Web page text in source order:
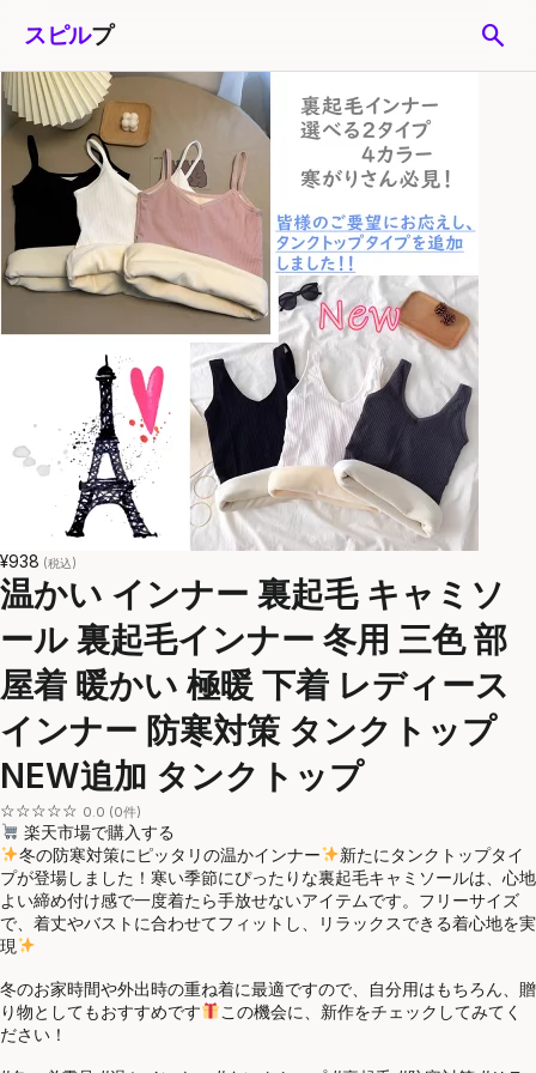
スピルプ search
¥938 (税込)
温かい インナー 裏起毛 キャミソ
ール 裏起毛インナー 冬用 三色 部
屋着 暖かい 極暖 下着 レディース
インナー 防寒対策 タンクトップ
NEW追加 タンクトップ
☆☆☆☆☆ 0.0 (0件)
楽天市場で購入する
冬の防寒対策にピッタリの温かインナー
新たにタンクトップタイ
プが登場しました！寒い季節にぴったりな裏起毛キャミソールは、心地
よい締め付け感で一度着たら手放せないアイテムです。フリーサイズ
で、着丈やバストに合わせてフィットし、リラックスできる着心地を実
現
冬のお家時間や外出時の重ね着に最適ですので、自分用はもちろん、贈
り物としてもおすすめです
この機会に、新作をチェックしてみてく
ださい！